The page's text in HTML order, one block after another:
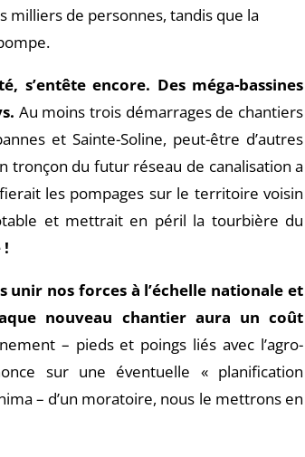
de personnes, tandis que la
s’entête encore. Des méga-bassines
Au moins trois démarrages de chantiers
et Sainte-Soline, peut-être d’autres
tronçon du futur réseau de canalisation a
les pompages sur le territoire voisin
et mettrait en péril la tourbière du
!
nos forces à l’échelle nationale et
nouveau chantier aura un coût
– pieds et poings liés avec l’agro-
sur une éventuelle « planification
– d’un moratoire, nous le mettrons en